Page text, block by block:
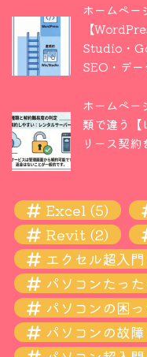
ホームペー
【
Studio・
SEO・デ
ホームペ
類で違う【
リース契約
Excel (5)
Revit (2)
エクセル超入門
パソコンたっ
パソコンの困
パソコンの故障